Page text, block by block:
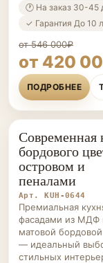
🕐 На заказ 30-45
✓ Гарантия До 10
от 546 000₽
от 420
ПОДРОБНЕЕ
КУХНИ НА
Современная
бордового
островом и
пеналами
Арт. KUH-0644
Премиальная
фасадами из МДФ
матовой
— идеальный
стильных